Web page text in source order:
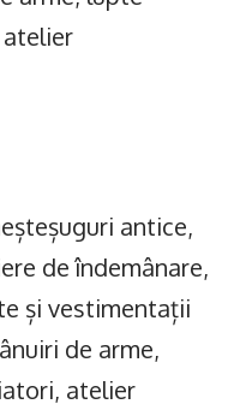
antice,
de îndemânare,
și vestimentații
de arme,
atelier